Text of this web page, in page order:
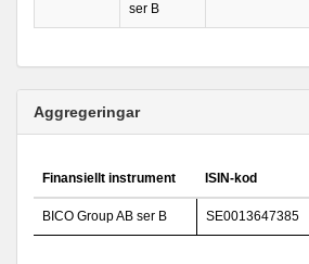
ser B
Aggregeringar
Finansiellt instrument ISIN-kod
BICO Group AB ser B SE0013647385